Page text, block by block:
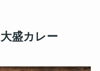
盛カレー